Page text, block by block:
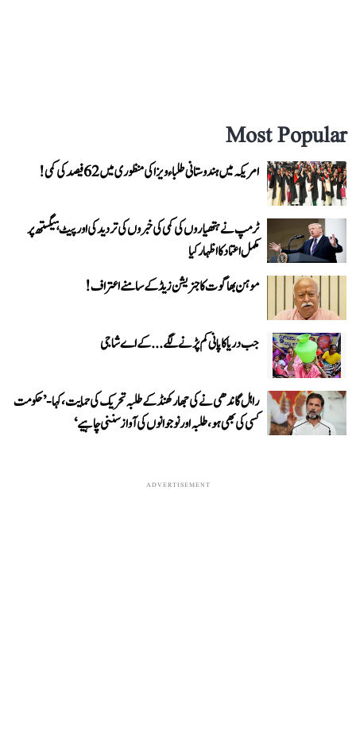
Most Popular
امریکہ میں ہندوستانی طلباء ویزا کی منظوری میں 62 فیصد کی کمی!
ٹرمپ نے ہتھیاروں کی کمی کی خبروں کی تردید کی اور پیٹ ہیگستھ پر
مکمل اعتماد کا اظہار کیا
موہن بھاگوت کا جنریشن زیڈ کے سامنے اعتراف!
جب دریا کا پانی کم پڑنے لگے...کے اے شاجی
راہل گاندھی نے کی جھارکھنڈ کے طلبہ تحریک کی حمایت، کہا- ’حکومت
کسی کی بھی ہو، طلبہ اور نوجوانوں کی آواز سننی چاہیے‘
ADVERTISEMENT